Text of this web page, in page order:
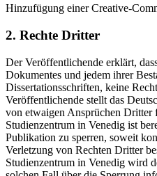
Hinzufügung einer Creative-
2. Rechte Dritter
Der Veröffentlichende erklärt,
Dokumentes und jedem ihrer
Dissertationsschriften, keine
Veröffentlichende stellt das
von etwaigen Ansprüchen Dritter
Studienzentrum in Venedig ist
Publikation zu sperren, soweit
Verletzung von Rechten Dritter
Studienzentrum in Venedig wird